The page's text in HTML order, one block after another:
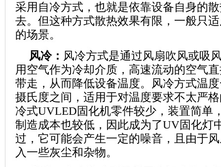
采用自冷方式，也就是依靠设备自身的
去。但这种方式散热效果有限，一般只
的场景。
风冷： 风冷方式是通过风扇吹风或吸
用空气作为冷却介质，高速流动的空气
带走，从而降低设备温度。风冷方式温
摄氏度之间，适用于对温度要求不太严
冷式UVLED固化机零件较少，装置简单
制造成本也较低，因此成为了UV固化灯
过，它可能会产生一定的噪音，且由于
入一些灰尘和杂物。